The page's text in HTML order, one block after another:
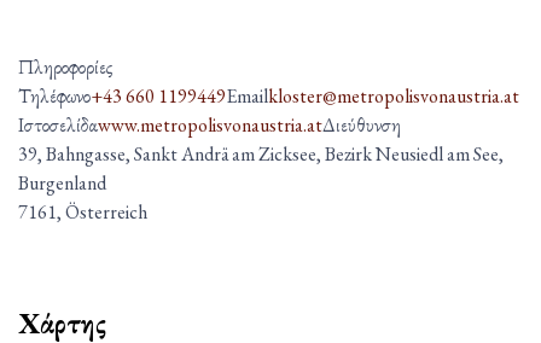
Πληροφορίες
Τηλέφωνο+43 660 1199449Emailkloster@metropolisvonaustria.at
Ιστοσελίδαwww.metropolisvonaustria.atΔιεύθυνση
39, Bahngasse, Sankt Andrä am Zicksee, Bezirk Neusiedl am See,
Burgenland
7161, Österreich
Χάρτης